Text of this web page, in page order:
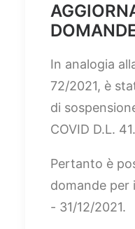
In analogia
72/2021, è
di
COVID D.L. 41.
Pertanto è
domande per
- 31/12/2021.